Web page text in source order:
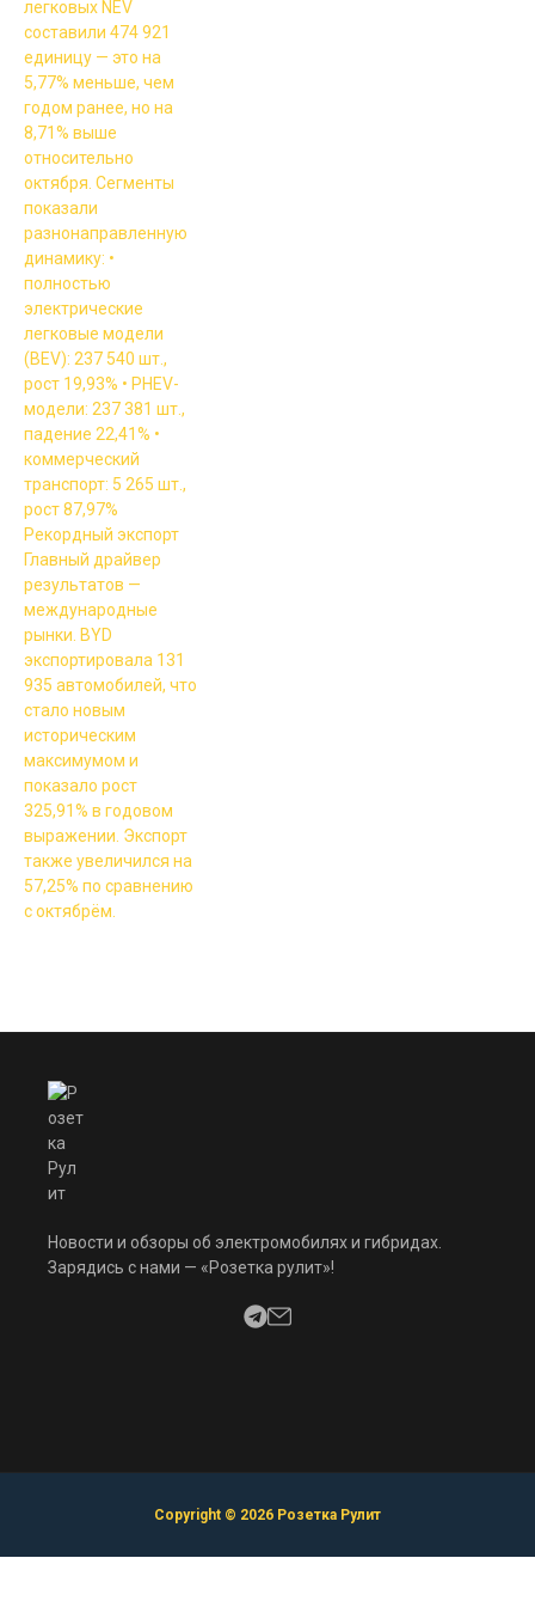
Новости и обзоры об электромобилях и гибридах.
Зарядись с нами — «Розетка рулит»!
Copyright © 2026 Розетка Рулит